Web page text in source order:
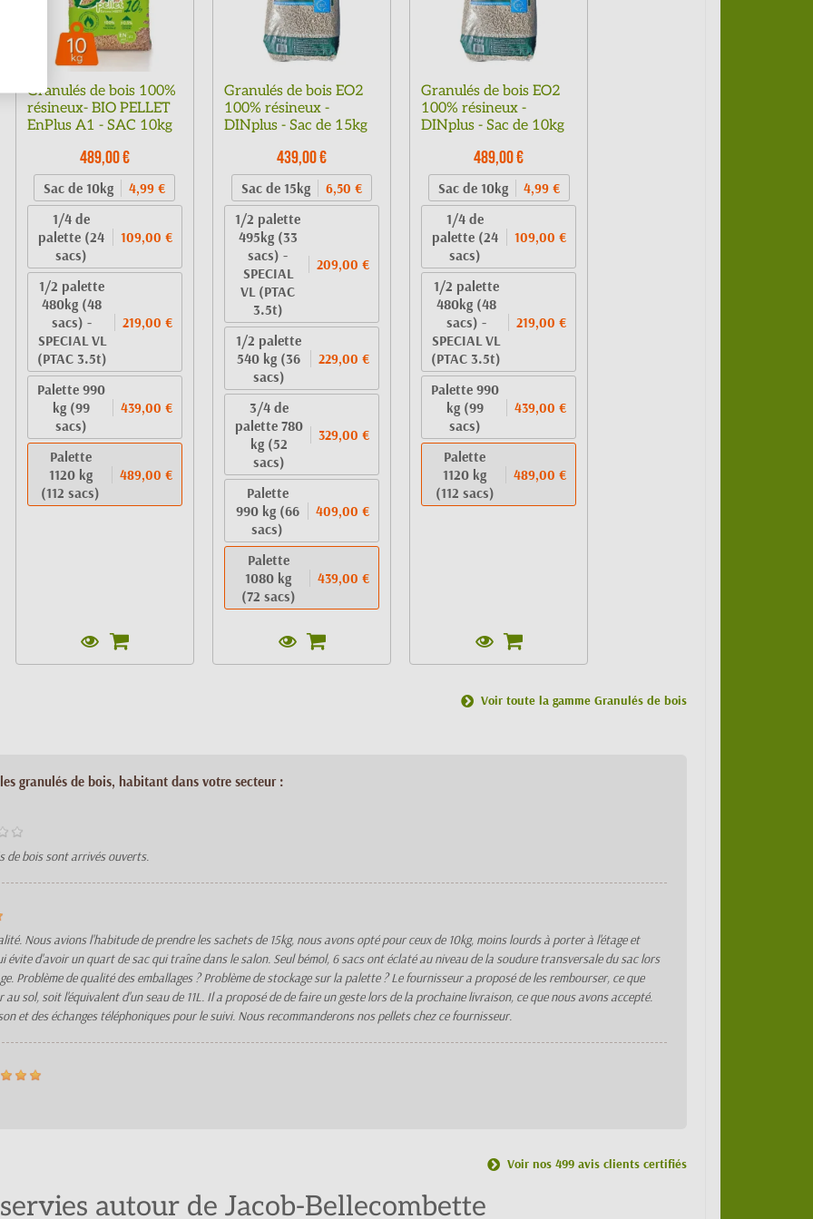
Granulés de bois 100%
résineux- BIO PELLET
EnPlus A1 - SAC 10kg
489,00 €
Sac de 10kg 4,99 €
1/4 de
palette (24
sacs)
109,00 €
1/2 palette
480kg (48
sacs) -
SPECIAL VL
(PTAC 3.5t)
219,00 €
Palette 990
kg (99
sacs)
439,00 €
Palette
1120 kg
(112 sacs)
489,00 €
Granulés de bois EO2
100% résineux -
DINplus - Sac de 15kg
439,00 €
Sac de 15kg 6,50 €
1/2 palette
495kg (33
sacs) -
SPECIAL
VL (PTAC
3.5t)
209,00 €
1/2 palette
540 kg (36
sacs)
229,00 €
3/4 de
palette 780
kg (52
sacs)
329,00 €
Palette
990 kg (66
sacs)
409,00 €
Palette
1080 kg
(72 sacs)
439,00 €
Granulés de bois EO2
100% résineux -
DINplus - Sac de 10kg
489,00 €
Sac de 10kg 4,99 €
1/4 de
palette (24
sacs)
109,00 €
1/2 palette
480kg (48
sacs) -
SPECIAL VL
(PTAC 3.5t)
219,00 €
Palette 990
kg (99
sacs)
439,00 €
Palette
1120 kg
(112 sacs)
489,00 €
Voir toute la gamme Granulés de bois
granulés de bois, habitant dans votre secteur :
de bois sont arrivés ouverts.
Nous avions l'habitude de prendre les sachets de 15kg, nous avons opté pour ceux de 10kg, moins lourds à porter à l'étage et
d'avoir un quart de sac qui traîne dans le salon. Seul bémol, 6 sacs ont éclaté au niveau de la soudure transversale du sac lors
Problème de qualité des emballages ? Problème de stockage sur la palette ? Le fournisseur a proposé de les rembourser, ce que
sol, soit l'équivalent d'un seau de 11L. Il a proposé de de faire un geste lors de la prochaine livraison, ce que nous avons accepté.
et des échanges téléphoniques pour le suivi. Nous recommanderons nos pellets chez ce fournisseur.
Voir nos 499 avis clients certifiés
autour de Jacob-Bellecombette